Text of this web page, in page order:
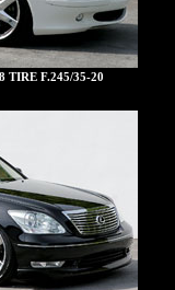
TIRE F.245/35-20